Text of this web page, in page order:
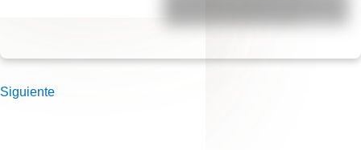
Siguiente